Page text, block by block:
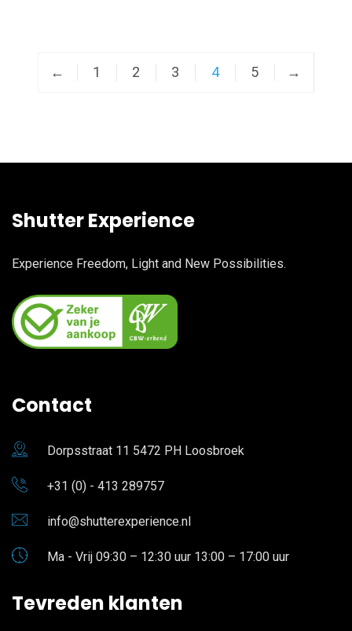
← 1 2 3 4 5 →
Shutter Experience
Experience Freedom, Light and New Possibilities.
Contact
Dorpsstraat 11 5472 PH Loosbroek
+31 (0) - 413 289757
info@shutterexperience.nl
Ma - Vrij 09:30 – 12:30 uur 13:00 – 17:00 uur
Tevreden klanten